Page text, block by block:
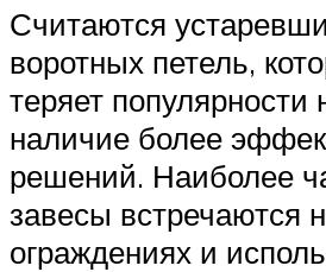
Считаются
воротных петель,
теряет популярности
наличие более
решений. Наиболее
завесы встречаются
ограждениях и